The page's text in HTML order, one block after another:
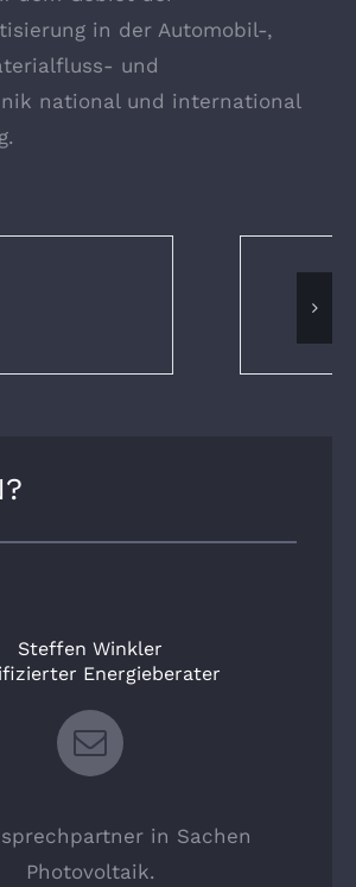
in der Automobil-,
und
national und international
Steffen Winkler
Energieberater
in Sachen
Photovoltaik.